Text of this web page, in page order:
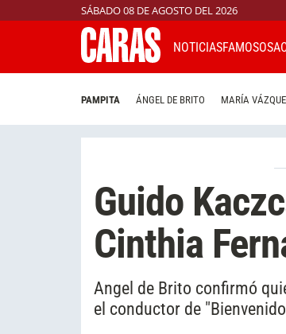
SÁBADO 08 DE AGOSTO DEL 2026
NOTICIASFAMOSOS
PAMPITA ÁNGEL DE BRITO MARÍA
Guido
Cinthia
Angel de Brito confirmó
el conductor de